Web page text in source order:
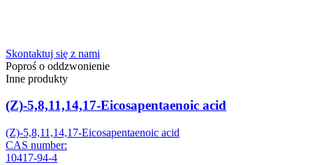
Skontaktuj się z nami
Poproś o oddzwonienie
Inne produkty
(Z)-5,8,11,14,17-Eicosapentaenoic acid
(Z)-5,8,11,14,17-Eicosapentaenoic acid
CAS number:
10417-94-4